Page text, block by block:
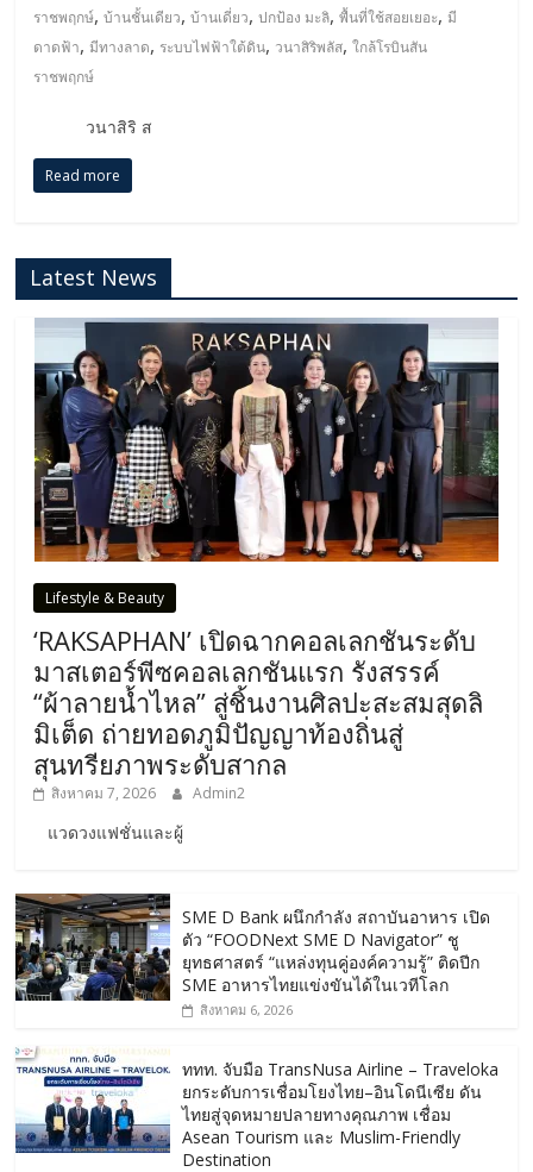
ราชพฤกษ์,บ้านชั้นเดียว,บ้านเดี่ยว,ปกป้อง มะลิ,พื้นที่ใช้สอยเยอะ,มี
ดาดฟ้า,มีทางลาด, ระบบไฟฟ้าใต้ดิน, วนาสิริพลัส,ใกล้โรบินสัน
ราชพฤกษ์
วนาสิริ ส
Read more
Latest News
Lifestyle & Beauty
‘RAKSAPHAN’ เปิดฉากคอลเลกชันระดับ
มาสเตอร์พีซคอลเลกชันแรก รังสรรค์
“ผ้าลายน้ำไหล” สู่ชิ้นงานศิลปะสะสมสุดลิ
มิเต็ด ถ่ายทอดภูมิปัญญาท้องถิ่นสู่
สุนทรียภาพระดับสากล
สิงหาคม 7, 2026 Admin2
แวดวงแฟชั่นและผู้
SME D Bank ผนึกกำลัง สถาบันอาหาร เปิด
ตัว “FOODNext SME D Navigator” ชู
ยุทธศาสตร์ “แหล่งทุนคู่องค์ความรู้” ติดปีก
SME อาหารไทยแข่งขันได้ในเวทีโลก
สิงหาคม 6, 2026
ททท. จับมือ TransNusa Airline – Traveloka
ยกระดับการเชื่อมโยงไทย–อินโดนีเซีย ดัน
ไทยสู่จุดหมายปลายทางคุณภาพ เชื่อม
Asean Tourism และ Muslim-Friendly
Destination